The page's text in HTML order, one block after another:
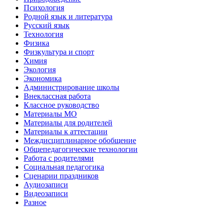
Психология
Родной язык и литература
Русский язык
Технология
Физика
Физкультура и спорт
Химия
Экология
Экономика
Администрирование школы
Внеклассная работа
Классное руководство
Материалы МО
Материалы для родителей
Материалы к аттестации
Междисциплинарное обобщение
Общепедагогические технологии
Работа с родителями
Социальная педагогика
Сценарии праздников
Аудиозаписи
Видеозаписи
Разное